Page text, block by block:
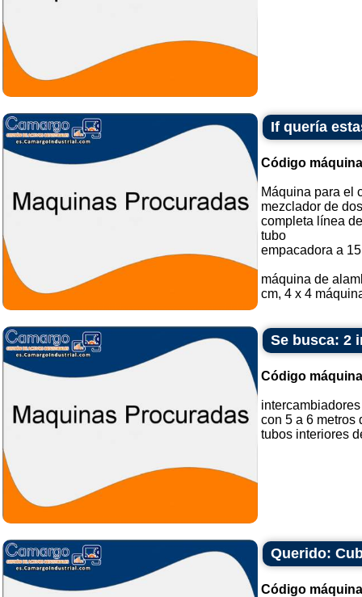
If quería
Código
Máquina para el
mezclador de
completa línea
tubo
empacadora a
máquina de
cm, 4 x 4
Se busca: 2
Código
con 5 a 6 metros
tubos interiores
Querido:
Código